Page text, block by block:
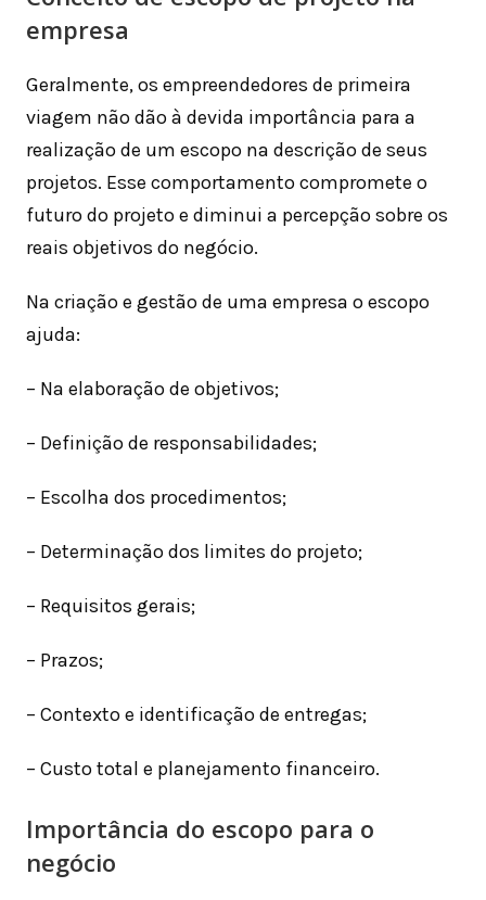
empresa
Geralmente, os empreendedores de primeira
viagem não dão à devida importância para a
realização de um escopo na descrição de seus
projetos. Esse comportamento compromete o
futuro do projeto e diminui a percepção sobre os
reais objetivos do negócio.
Na criação e gestão de uma empresa o escopo
ajuda:
– Na elaboração de objetivos;
– Definição de responsabilidades;
– Escolha dos procedimentos;
– Determinação dos limites do projeto;
– Requisitos gerais;
– Prazos;
– Contexto e identificação de entregas;
– Custo total e planejamento financeiro.
Importância do escopo para o
negócio